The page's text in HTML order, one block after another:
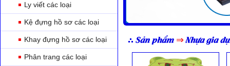
Ly viết các loại
Kệ đựng hồ sơ các loại
Khay đựng hồ sơ các loại
Phân trang các loại
Sản phẩm ⇒Nhựa gia